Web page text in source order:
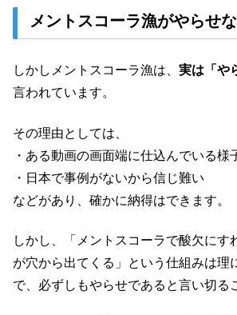
メントスコーラ漁がやらせ
しかしメントスコーラ漁は、 実は「や
言われています。
その理由としては、
・ある動画の画面端に仕込んでいる様
・日本で事例がないから信じ難い
などがあり、確かに納得はできます。
しかし、「メントスコーラで酸欠にす
が穴から出てくる」という仕組みは理
で、必ずしもやらせであると言い切る